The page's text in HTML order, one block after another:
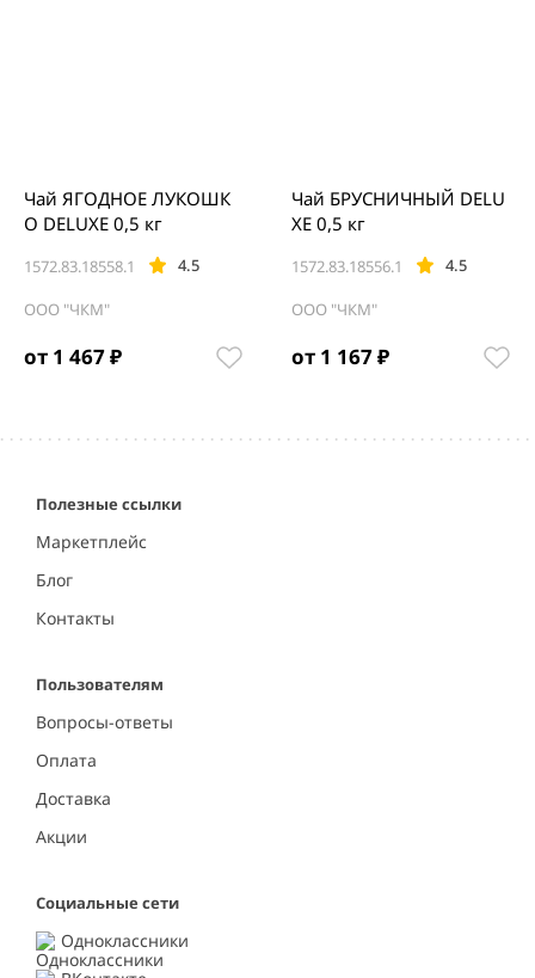
от 1 467 ₽
1572.83.18558.1 4.5
Чай ЯГОДНОЕ ЛУКОШК
О DELUXE 0,5 кг
ООО "ЧКМ"
от 1 167 ₽
1572.83.18556.1 4.5
Чай БРУСНИЧНЫЙ DELU
XE 0,5 кг
ООО "ЧКМ"
5
Полезные ссылки
Маркетплейс
Блог
Контакты
Пользователям
Вопросы-ответы
Оплата
Доставка
Акции
Социальные сети
Одноклассники